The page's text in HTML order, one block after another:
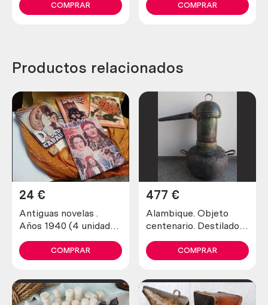
COMPRAR COMPRAR
Productos relacionados
Antiguas novelas .
Años 1940 (4 unidades
24 €
COMPRAR
Alambique. Objeto
centenario. Destilador
cobre. 80 litros.
477 €
COMPRAR